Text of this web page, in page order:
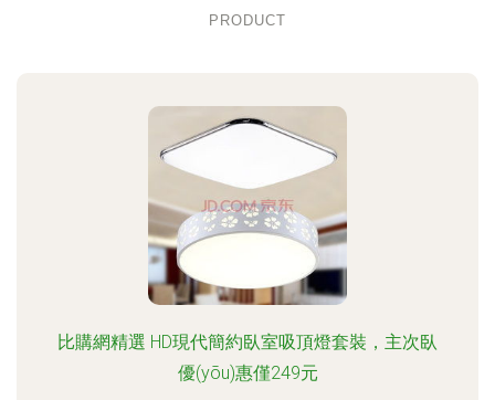
PRODUCT
比購網精選 HD現代簡約臥室吸頂燈套裝，主次臥
優(yōu)惠僅249元